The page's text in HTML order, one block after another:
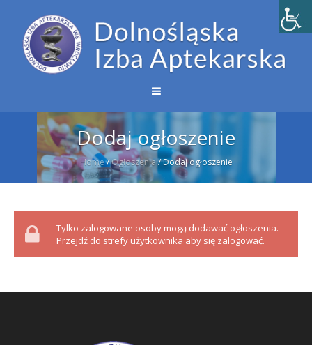
Dodaj ogłoszenie
Home/Ogłoszenia/Dodaj ogłoszenie
Tylko zalogowane osoby mogą dodawać ogłoszenia.
Przejdź do strefy użytkownika aby się zalogować.